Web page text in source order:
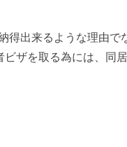
得出来るような理由で
ザを取る為には、同